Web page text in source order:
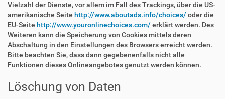
Vielzahl der Dienste, vor allem im Fall des Trackings, über die US-
amerikanische Seite http://www.aboutads.info/choices/ oder die
EU-Seite http://www.youronlinechoices.com/ erklärt werden. Des
Weiteren kann die Speicherung von Cookies mittels deren
Abschaltung in den Einstellungen des Browsers erreicht werden.
Bitte beachten Sie, dass dann gegebenenfalls nicht alle
Funktionen dieses Onlineangebotes genutzt werden können.
Löschung von Daten